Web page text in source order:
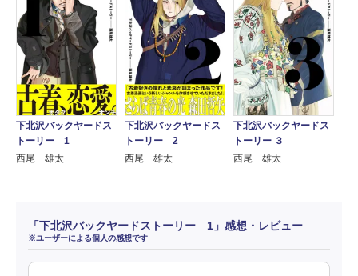
下北沢バックヤードス
トーリー 1
西尾 雄太
下北沢バックヤードス
トーリー 2
西尾 雄太
下北沢バックヤードス
トーリー ３
西尾 雄太
「下北沢バックヤードストーリー 1」感想・レビュー
※ユーザーによる個人の感想です